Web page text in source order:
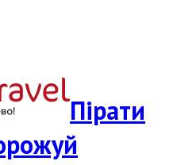
Пірати